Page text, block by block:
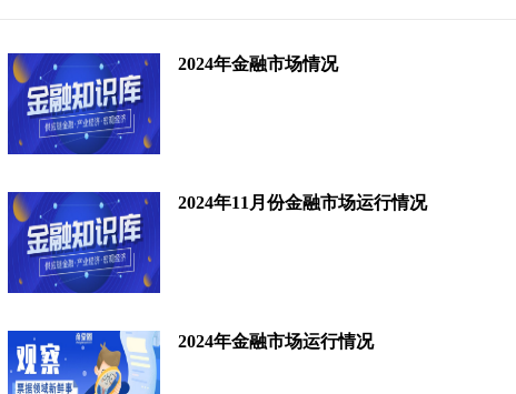
2024年金融市场情况
2024年11月份金融市场运行情况
2024年金融市场运行情况